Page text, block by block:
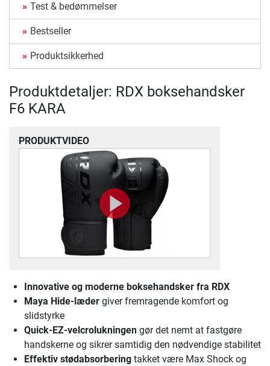
Test & bedømmelser
Bestseller
Produktsikkerhed
Produktdetaljer: RDX boksehandsker
F6 KARA
PRODUKTVIDEO
Innovative og moderne boksehandsker fra RDX
Maya Hide-læder giver fremragende komfort og
slidstyrke
Quick-EZ-velcrolukningen gør det nemt at fastgøre
handskerne og sikrer samtidig den nødvendige stabilitet
Effektiv stødabsorbering takket være Max Shock og